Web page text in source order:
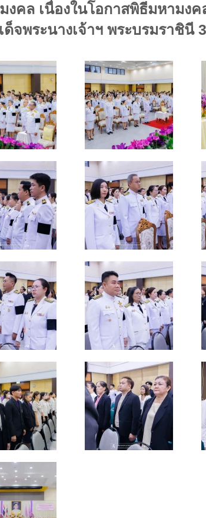
คล เนื่องในโอกาสพิธีมหามงค
จพระนางเจ้าฯ พระบรมราชินี